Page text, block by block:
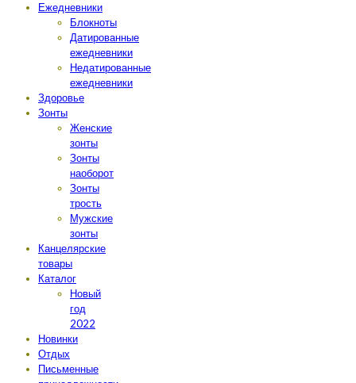
Ежедневники
Блокноты
Датированные
ежедневники
Недатированные
ежедневники
Здоровье
Зонты
Женские
зонты
Зонты
наоборот
Зонты
трость
Мужские
зонты
Канцелярские
товары
Каталог
Новый
год
2022
Новинки
Отдых
Письменные